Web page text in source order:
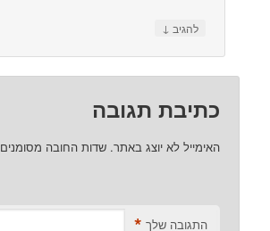
להגיב ↓
כתיבת תגובה
האימייל לא יוצג באתר. שדות החובה מסומנים
התגובה שלך *